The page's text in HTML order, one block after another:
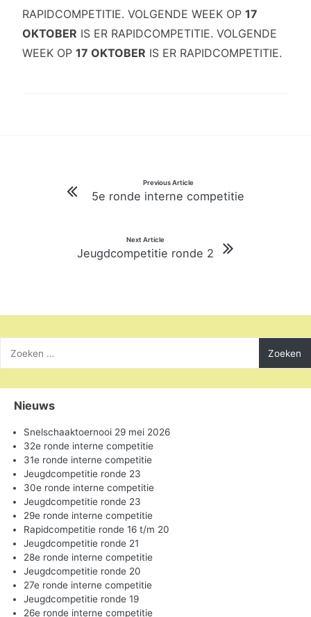
RAPIDCOMPETITIE. VOLGENDE WEEK OP 17
OKTOBER IS ER RAPIDCOMPETITIE. VOLGENDE
WEEK OP 17 OKTOBER IS ER RAPIDCOMPETITIE.
navigatie
Previous Article
5e ronde interne competitie
Next Article
Jeugdcompetitie ronde 2
naar:
Nieuws
Snelschaaktoernooi 29 mei 2026
32e ronde interne competitie
31e ronde interne competitie
Jeugdcompetitie ronde 23
30e ronde interne competitie
Jeugdcompetitie ronde 23
29e ronde interne competitie
Rapidcompetitie ronde 16 t/m 20
Jeugdcompetitie ronde 21
28e ronde interne competitie
Jeugdcompetitie ronde 20
27e ronde interne competitie
Jeugdcompetitie ronde 19
26e ronde interne competitie